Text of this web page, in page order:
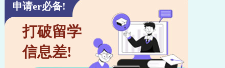
申请er必备!
打破留学
信息差!